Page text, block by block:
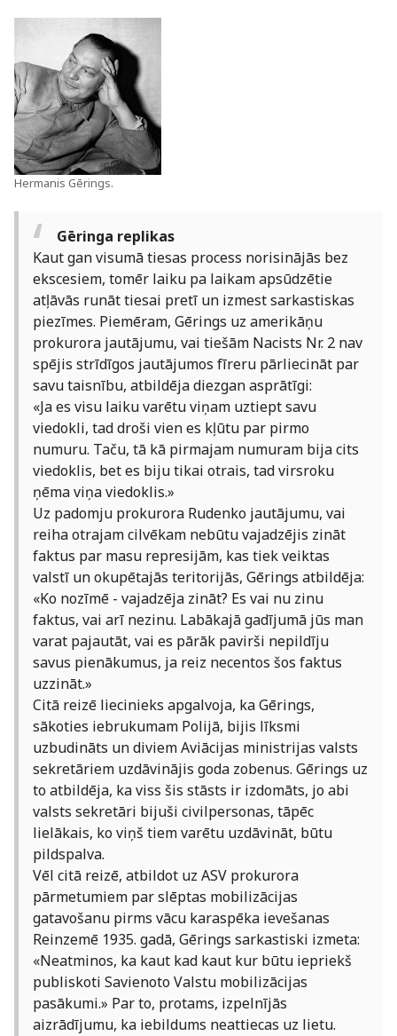
Hermanis Gērings.
Gēringa replikas
Kaut gan visumā tiesas process norisinājās bez
ekscesiem, tomēr laiku pa laikam apsūdzētie
atļāvās runāt tiesai pretī un izmest sarkastiskas
piezīmes. Piemēram, Gērings uz amerikāņu
prokurora jautājumu, vai tiešām Nacists Nr. 2 nav
spējis strīdīgos jautājumos fīreru pārliecināt par
savu taisnību, atbildēja diezgan asprātīgi:
«Ja es visu laiku varētu viņam uztiept savu
viedokli, tad droši vien es kļūtu par pirmo
numuru. Taču, tā kā pirmajam numuram bija cits
viedoklis, bet es biju tikai otrais, tad virsroku
ņēma viņa viedoklis.»
Uz padomju prokurora Rudenko jautājumu, vai
reiha otrajam cilvēkam nebūtu vajadzējis zināt
faktus par masu represijām, kas tiek veiktas
valstī un okupētajās teritorijās, Gērings atbildēja:
«Ko nozīmē - vajadzēja zināt? Es vai nu zinu
faktus, vai arī nezinu. Labākajā gadījumā jūs man
varat pajautāt, vai es pārāk pavirši nepildīju
savus pienākumus, ja reiz necentos šos faktus
uzzināt.»
Citā reizē liecinieks apgalvoja, ka Gērings,
sākoties iebrukumam Polijā, bijis līksmi
uzbudināts un diviem Aviācijas ministrijas valsts
sekretāriem uzdāvinājis goda zobenus. Gērings uz
to atbildēja, ka viss šis stāsts ir izdomāts, jo abi
valsts sekretāri bijuši civilpersonas, tāpēc
lielākais, ko viņš tiem varētu uzdāvināt, būtu
pildspalva.
Vēl citā reizē, atbildot uz ASV prokurora
pārmetumiem par slēptas mobilizācijas
gatavošanu pirms vācu karaspēka ievešanas
Reinzemē 1935. gadā, Gērings sarkastiski izmeta:
«Neatminos, ka kaut kad kaut kur būtu iepriekš
publiskoti Savienoto Valstu mobilizācijas
pasākumi.» Par to, protams, izpelnījās
aizrādījumu, ka iebildums neattiecas uz lietu.